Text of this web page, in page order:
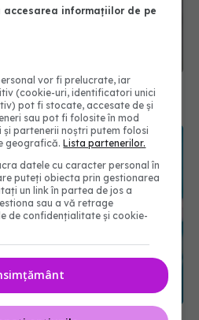
privind un vaccin anti-
19, autorizate de FDA
informațiilor de pe
vor fi prelucrate, iar
(cookie-uri, identificatori unici
pot fi stocate, accesate de și
sau pot fi folosite în mod
și partenerii noștri putem folosi
geografică.Lista partenerilor.
datele cu caracter personal în
puteți obiecta prin gestionarea
un link în partea de jos a
sau a vă retrage
de confidențialitate și cookie-